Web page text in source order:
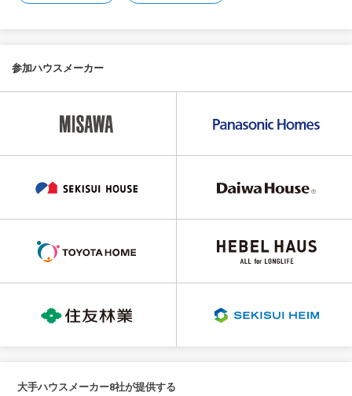
参加ハウスメーカー
大手ハウスメーカー8社が提供する